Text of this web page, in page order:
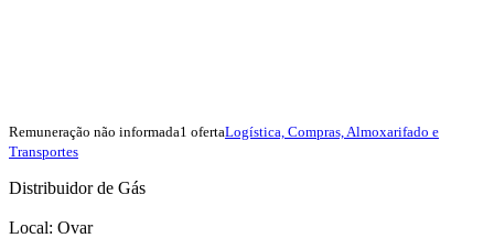
Remuneração não informada1 ofertaLogística, Compras, Almoxarifado e
Transportes
Distribuidor de Gás
Local: Ovar